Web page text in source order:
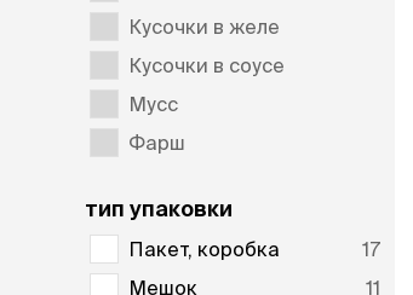
Кусочки в желе
Кусочки в соусе
Мусс
Фарш
тип упаковки
Пакет, коробка
17
Мешок
11